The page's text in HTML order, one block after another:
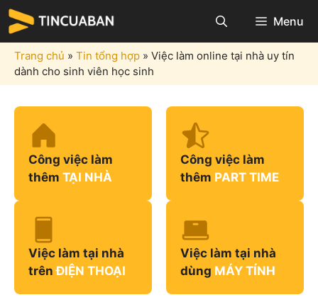
Chuyển
đến
nội
dung
Menu
Trang chủ » Tin tổng hợp » Việc làm online tại nhà uy tín
dành cho sinh viên học sinh
Công việc làm
thêm TẠI NHÀ
Công việc làm
thêm PART TIME
Việc làm tại nhà
trênĐIỆN THOẠI
Việc làm tại nhà
dùng MÁY TÍNH